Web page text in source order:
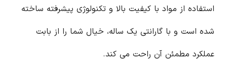
استفاده از مواد با کیفیت بالا و تکنولوژی پیشرفته ساخته
شده است و با گارانتی یک ساله، خیال شما را از بابت
عملکرد مطمئن آن راحت می کند.